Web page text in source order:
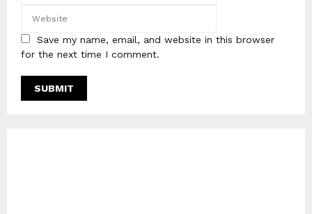
Save my name, email, and website in this browser
for the next time I comment.